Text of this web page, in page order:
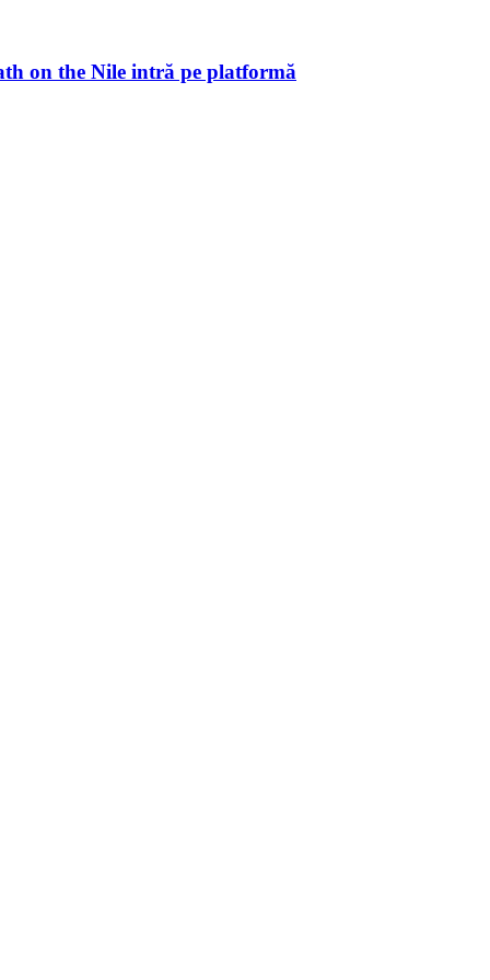
on the Nile intră pe platformă